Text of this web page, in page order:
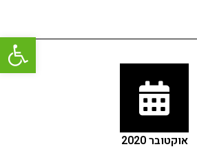
אוקטובר 2020